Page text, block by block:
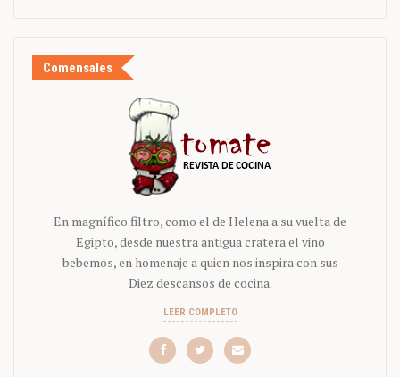
Comensales
En magnífico filtro, como el de Helena a su vuelta de
Egipto, desde nuestra antigua cratera el vino
bebemos, en homenaje a quien nos inspira con sus
Diez descansos de cocina.
LEER COMPLETO